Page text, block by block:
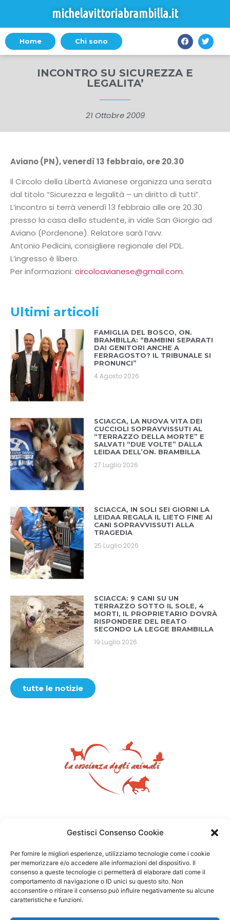
Gestisci Consenso Cookie
Per fornire le migliori esperienze, utilizziamo tecnologie come i cookie
per memorizzare e/o accedere alle informazioni del dispositivo. Il
consenso a queste tecnologie ci permetterà di elaborare dati come il
comportamento di navigazione o ID unici su questo sito. Non
acconsentire o ritirare il consenso può influire negativamente su alcune
caratteristiche e funzioni.
michelavittoriabrambilla.it
Home Chi sono
INCONTRO SU SICUREZZA E
LEGALITA’
21 Ottobre 2009
Aviano (PN), venerdì 13 febbraio, ore 20.30
Il Circolo della Libertà Avianese organizza una serata
dal titolo “Sicurezza e legalità – un diritto di tutti”.
L’incontro si terrà venerdì 13 febbraio alle ore 20.30
presso la casa dello studente, in viale San Giorgio ad
Aviano (Pordenone). Relatore sarà l’avv.
Antonio Pedicini, consigliere regionale del PDL.
L’ingresso è libero.
Per informazioni: circoloavianese@gmail.com.
Ultimi articoli
FAMIGLIA DEL BOSCO, ON.
BRAMBILLA: “BAMBINI SEPARATI
DAI GENITORI ANCHE A
FERRAGOSTO? IL TRIBUNALE SI
PRONUNCI”
4 Agosto 2026
SCIACCA, LA NUOVA VITA DEI
CUCCIOLI SOPRAVVISSUTI AL
“TERRAZZO DELLA MORTE” E
SALVATI “DUE VOLTE” DALLA
LEIDAA DELL’ON. BRAMBILLA
27 Luglio 2026
SCIACCA, IN SOLI SEI GIORNI LA
LEIDAA REGALA IL LIETO FINE AI
CANI SOPRAVVISSUTI ALLA
TRAGEDIA
25 Luglio 2026
SCIACCA: 9 CANI SU UN
TERRAZZO SOTTO IL SOLE, 4
MORTI, IL PROPRIETARIO DOVRÀ
RISPONDERE DEL REATO
SECONDO LA LEGGE BRAMBILLA
19 Luglio 2026
tutte le notizie